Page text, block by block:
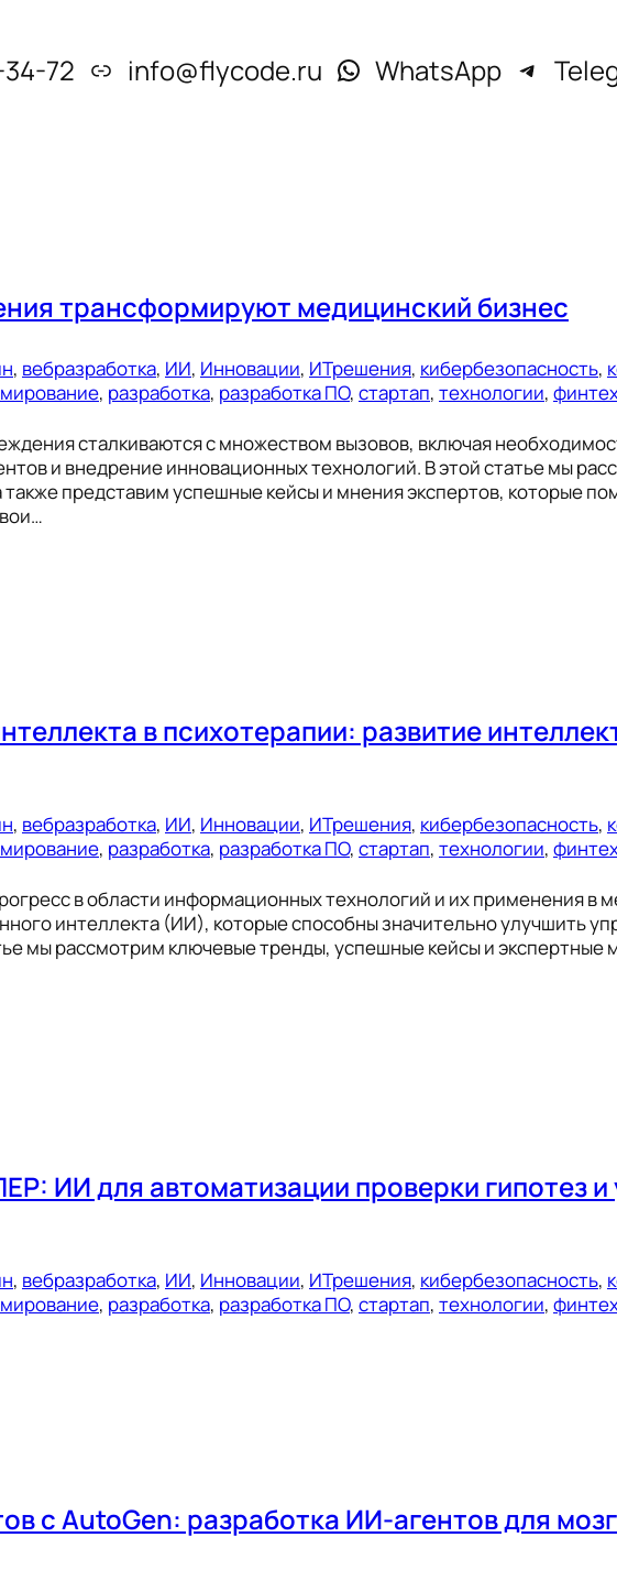
72 info@flycode.ru WhatsApp
трансформируют медицинский бизнес
, вебразработка, ИИ, Инновации, ИТрешения, кибербезопасность,
, разработка, разработка ПО, стартап, технологии,
сталкиваются с множеством вызовов, включая
и внедрение инновационных технологий. В этой статье мы
представим успешные кейсы и мнения экспертов, которые
в психотерапии: развитие
, вебразработка, ИИ, Инновации, ИТрешения, кибербезопасность,
, разработка, разработка ПО, стартап, технологии,
в области информационных технологий и их применения в
интеллекта (ИИ), которые способны значительно улучшить
мы рассмотрим ключевые тренды, успешные кейсы и
ИИ для автоматизации проверки гипотез и
, вебразработка, ИИ, Инновации, ИТрешения, кибербезопасность,
, разработка, разработка ПО, стартап, технологии,
с AutoGen: разработка ИИ-агентов для